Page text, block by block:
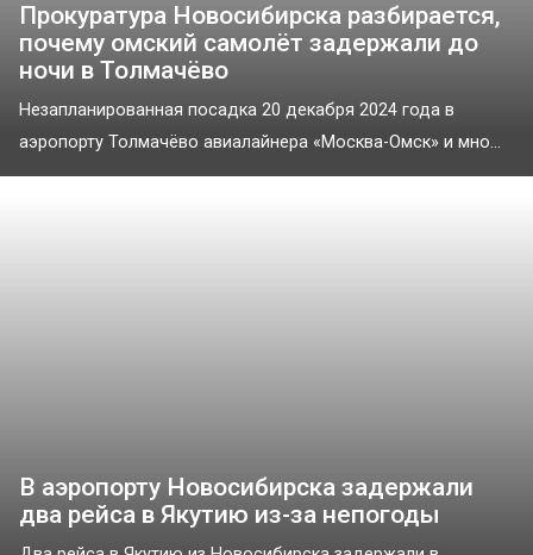
Прокуратура Новосибирска разбирается,
почему омский самолёт задержали до
ночи в Толмачёво
Незапланированная посадка 20 декабря 2024 года в
аэропорту Толмачёво авиалайнера «Москва-Омск» и мно...
В аэропорту Новосибирска задержали
два рейса в Якутию из-за непогоды